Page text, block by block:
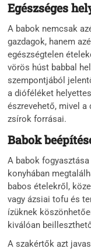
Egészséges
A babok nemcsak
gazdagok, hanem
egészségtelen
vörös húst babbal
szempontjából
a dióféléket
észrevehető, mivel
zsírok forrásai.
Babok
A babok
konyhában
babos ételekről,
vagy ázsiai tofu és
ízüknek
kiválóan
A szakértők azt